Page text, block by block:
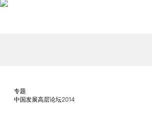
专题
中国发展高层论坛2014